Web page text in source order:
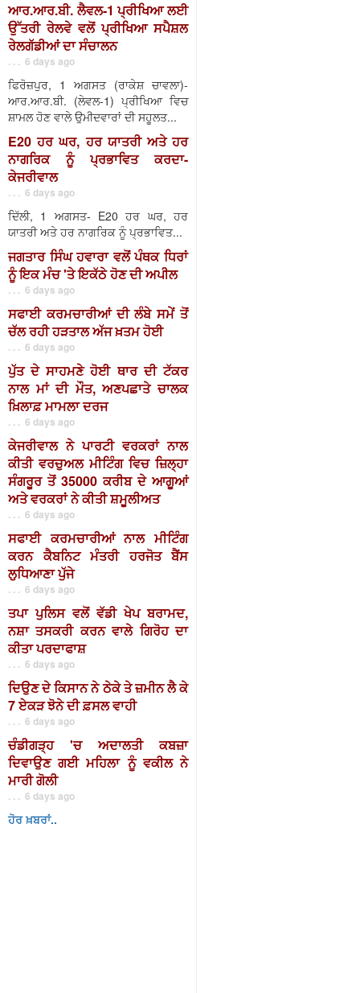
ਆਰ.ਆਰ.ਬੀ. ਲੈਵਲ-1 ਪ੍ਰੀਖਿਆ ਲਈ
ਉੱਤਰੀ ਰੇਲਵੇ ਵਲੋਂ ਪ੍ਰੀਖਿਆ ਸਪੈਸ਼ਲ
ਰੇਲਗੱਡੀਆਂ ਦਾ ਸੰਚਾਲਨ
. . . 6 days ago
ਫਿਰੋਜ਼ਪੁਰ, 1 ਅਗਸਤ (ਰਾਕੇਸ਼ ਚਾਵਲਾ)-
ਆਰ.ਆਰ.ਬੀ. (ਲੇਵਲ-1) ਪ੍ਰੀਖਿਆ ਵਿਚ
ਸ਼ਾਮਲ ਹੋਣ ਵਾਲੇ ਉਮੀਦਵਾਰਾਂ ਦੀ ਸਹੂਲਤ...
E20 ਹਰ ਘਰ, ਹਰ ਯਾਤਰੀ ਅਤੇ ਹਰ
ਨਾਗਰਿਕ ਨੂੰ ਪ੍ਰਭਾਵਿਤ ਕਰਦਾ-
ਕੇਜਰੀਵਾਲ
. . . 6 days ago
ਦਿੱਲੀ, 1 ਅਗਸਤ- E20 ਹਰ ਘਰ, ਹਰ
ਯਾਤਰੀ ਅਤੇ ਹਰ ਨਾਗਰਿਕ ਨੂੰ ਪ੍ਰਭਾਵਿਤ...
ਜਗਤਾਰ ਸਿੰਘ ਹਵਾਰਾ ਵਲੋਂ ਪੰਥਕ ਧਿਰਾਂ
ਨੂੰ ਇਕ ਮੰਚ 'ਤੇ ਇਕੱਠੇ ਹੋਣ ਦੀ ਅਪੀਲ
. . . 6 days ago
ਸਫਾਈ ਕਰਮਚਾਰੀਆਂ ਦੀ ਲੰਬੇ ਸਮੇਂ ਤੋਂ
ਚੱਲ ਰਹੀ ਹੜਤਾਲ ਅੱਜ ਖ਼ਤਮ ਹੋਈ
. . . 6 days ago
ਪੁੱਤ ਦੇ ਸਾਹਮਣੇ ਹੋਈ ਥਾਰ ਦੀ ਟੱਕਰ
ਨਾਲ ਮਾਂ ਦੀ ਮੌਤ, ਅਣਪਛਾਤੇ ਚਾਲਕ
ਖ਼ਿਲਾਫ਼ ਮਾਮਲਾ ਦਰਜ
. . . 6 days ago
ਕੇਜਰੀਵਾਲ ਨੇ ਪਾਰਟੀ ਵਰਕਰਾਂ ਨਾਲ
ਕੀਤੀ ਵਰਚੁਅਲ ਮੀਟਿੰਗ ਵਿਚ ਜ਼ਿਲ੍ਹਾ
ਸੰਗਰੂਰ ਤੋਂ 35000 ਕਰੀਬ ਦੇ ਆਗੂਆਂ
ਅਤੇ ਵਰਕਰਾਂ ਨੇ ਕੀਤੀ ਸ਼ਮੂਲੀਅਤ
. . . 6 days ago
ਸਫਾਈ ਕਰਮਚਾਰੀਆਂ ਨਾਲ ਮੀਟਿੰਗ
ਕਰਨ ਕੈਬਨਿਟ ਮੰਤਰੀ ਹਰਜੋਤ ਬੈਂਸ
ਲੁਧਿਆਣਾ ਪੁੱਜੇ
. . . 6 days ago
ਤਪਾ ਪੁਲਿਸ ਵਲੋਂ ਵੱਡੀ ਖੇਪ ਬਰਾਮਦ,
ਨਸ਼ਾ ਤਸਕਰੀ ਕਰਨ ਵਾਲੇ ਗਿਰੋਹ ਦਾ
ਕੀਤਾ ਪਰਦਾਫਾਸ਼
. . . 6 days ago
ਦਿਉਣ ਦੇ ਕਿਸਾਨ ਨੇ ਠੇਕੇ ਤੇ ਜ਼ਮੀਨ ਲੈ ਕੇ
7 ਏਕੜ ਝੋਨੇ ਦੀ ਫ਼ਸਲ ਵਾਹੀ
. . . 6 days ago
ਚੰਡੀਗੜ੍ਹ 'ਚ ਅਦਾਲਤੀ ਕਬਜ਼ਾ
ਦਿਵਾਉਣ ਗਈ ਮਹਿਲਾ ਨੂੰ ਵਕੀਲ ਨੇ
ਮਾਰੀ ਗੋਲੀ
. . . 6 days ago
ਹੋਰ ਖ਼ਬਰਾਂ..